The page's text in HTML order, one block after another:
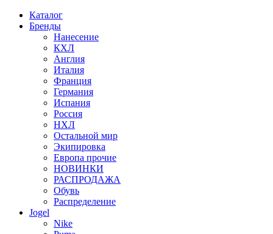
Каталог
Бренды
Нанесение
КХЛ
Англия
Италия
Франция
Германия
Испания
Россия
НХЛ
Остальной мир
Экипировка
Европа прочие
НОВИНКИ
РАСПРОДАЖА
Обувь
Распределение
Jogel
Nike